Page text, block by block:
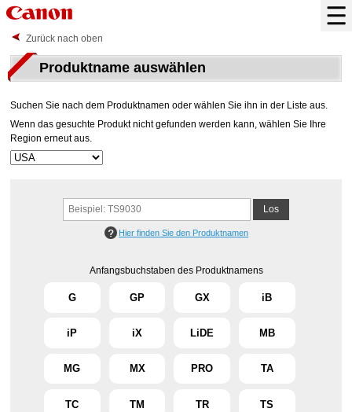
Zurück nach oben
Produktname auswählen
Suchen Sie nach dem Produktnamen oder wählen Sie ihn in der Liste aus.
Wenn das gesuchte Produkt nicht gefunden werden kann, wählen Sie Ihre
Region erneut aus.
Hier finden Sie den Produktnamen
Anfangsbuchstaben des Produktnamens
G GP GX iB
iP iX LiDE MB
MG MX PRO TA
TC TM TR TS